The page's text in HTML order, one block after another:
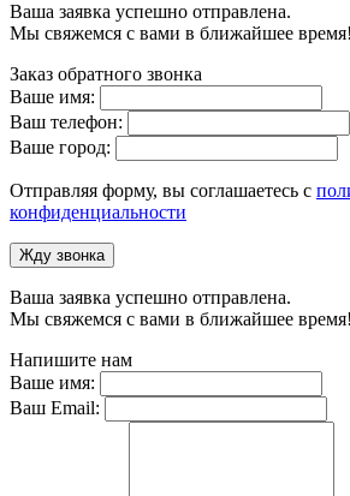
Ваша заявка успешно отправлена.
Мы свяжемся с вами в ближайшее время!
Заказ обратного звонка
Ваше имя:
Ваш телефон:
Ваше город:
Отправляя форму, вы соглашаетесь с
конфиденциальности
Жду звонка
Ваша заявка успешно отправлена.
Мы свяжемся с вами в ближайшее время!
Напишите нам
Ваше имя:
Ваш Email: